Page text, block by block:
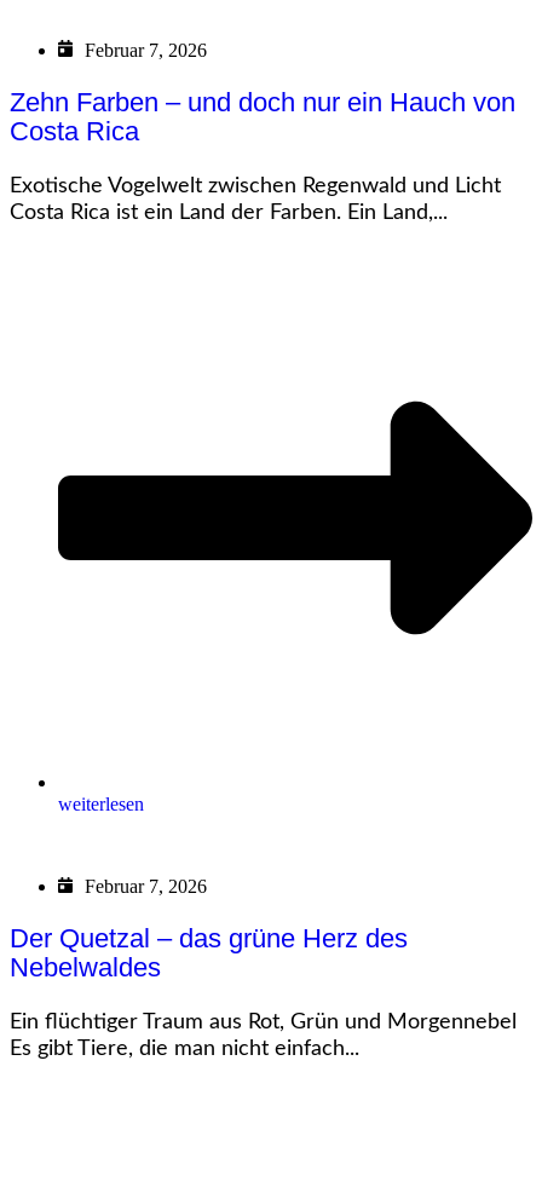
Februar 7, 2026
Zehn Farben – und doch nur ein Hauch von
Costa Rica
Exotische Vogelwelt zwischen Regenwald und Licht
Costa Rica ist ein Land der Farben. Ein Land,...
weiterlesen
Februar 7, 2026
Der Quetzal – das grüne Herz des
Nebelwaldes
Ein flüchtiger Traum aus Rot, Grün und Morgennebel
Es gibt Tiere, die man nicht einfach...